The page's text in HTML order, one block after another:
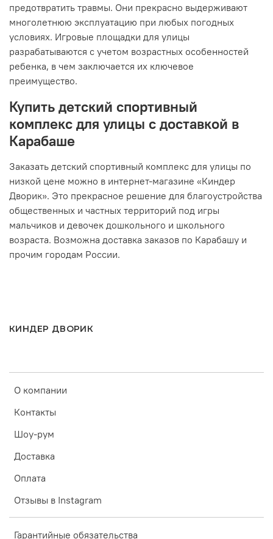
предотвратить травмы. Они прекрасно выдерживают
многолетнюю эксплуатацию при любых погодных
условиях. Игровые площадки для улицы
разрабатываются с учетом возрастных особенностей
ребенка, в чем заключается их ключевое
преимущество.
Купить детский спортивный
комплекс для улицы с доставкой в
Карабаше
Заказать детский спортивный комплекс для улицы по
низкой цене можно в интернет-магазине «Киндер
Дворик». Это прекрасное решение для благоустройства
общественных и частных территорий под игры
мальчиков и девочек дошкольного и школьного
возраста. Возможна доставка заказов по Карабашу и
прочим городам России.
КИНДЕР ДВОРИК
О компании
Контакты
Шоу-рум
Доставка
Оплата
Отзывы в Instagram
Гарантийные обязательства